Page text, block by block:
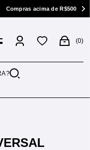
de R$500.00Parcele em
0